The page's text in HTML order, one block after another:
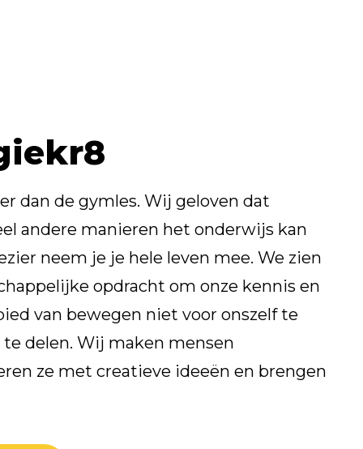
dan de gymles. Wij geloven dat
andere manieren het onderwijs kan
neem je je hele leven mee. We zien
opdracht om onze kennis en
van bewegen niet voor onszelf te
te delen. Wij maken mensen
ze met creatieve ideeën en brengen